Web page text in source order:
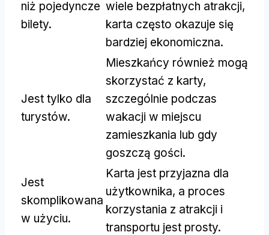
niż pojedyncze
bilety.
wiele bezpłatnych atrakcji,
karta często okazuje się
bardziej ekonomiczna.
Jest tylko dla
turystów.
Mieszkańcy również mogą
skorzystać z karty,
szczególnie podczas
wakacji w miejscu
zamieszkania lub gdy
goszczą gości.
Jest
skomplikowana
w użyciu.
Karta jest przyjazna dla
użytkownika, a proces
korzystania z atrakcji i
transportu jest prosty.